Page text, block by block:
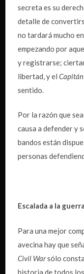
secreta es su
detalle de
no tardará mucho
empezando por
y registrarse;
libertad, y el
sentido.
Por la razón que
causa a defender y
bandos están
personas
Escalada a la guerra
Para una mejor
avecina hay que
Civil Warsólo
historia de todos